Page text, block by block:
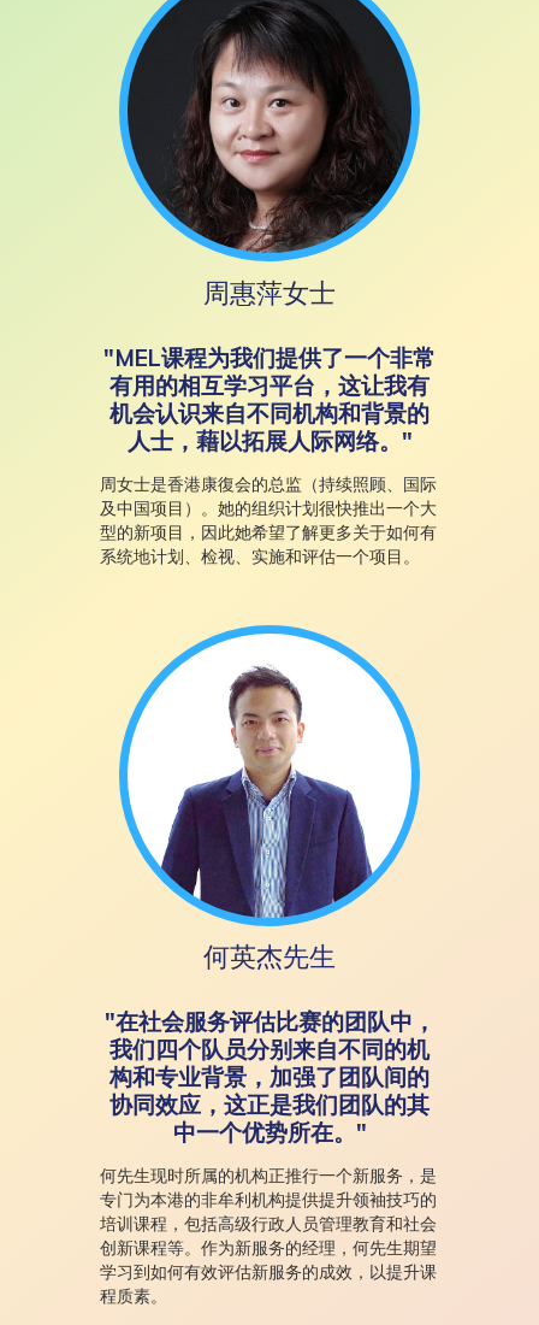
周惠萍女士
"MEL课程为我们提供了一个非常
有用的相互学习平台，这让我有
机会认识来自不同机构和背景的
人士，藉以拓展人际网络。"
周女士是香港康復会的总监（持续照顾、国际
及中国项目）。她的组织计划很快推出一个大
型的新项目，因此她希望了解更多关于如何有
系统地计划、检视、实施和评估一个项目。
何英杰先生
"在社会服务评估比赛的团队中，
我们四个队员分别来自不同的机
构和专业背景，加强了团队间的
协同效应，这正是我们团队的其
中一个优势所在。"
何先生现时所属的机构正推行一个新服务，是
专门为本港的非牟利机构提供提升领袖技巧的
培训课程，包括高级行政人员管理教育和社会
创新课程等。作为新服务的经理，何先生期望
学习到如何有效评估新服务的成效，以提升课
程质素。